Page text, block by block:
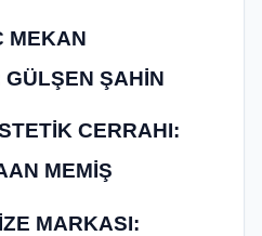
MEKAN
ŞAHİN
CERRAHI:
MEMİŞ
MARKASI: